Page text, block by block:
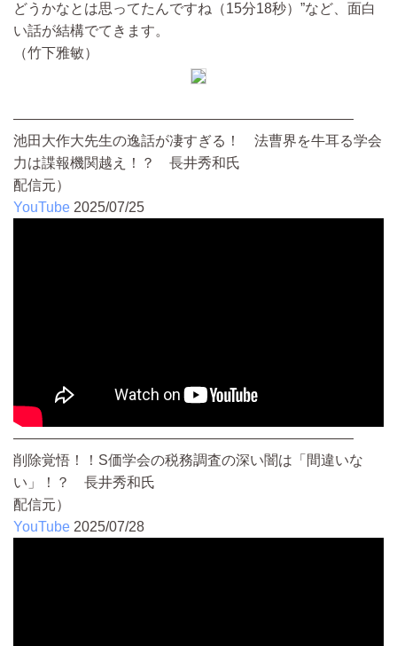
どうかなとは思ってたんですね（15分18秒）”など、面白
い話が結構でてきます。
（竹下雅敏）
————————————————————————
池田大作大先生の逸話が凄すぎる！ 法曹界を牛耳る学会
力は諜報機関越え！？ 長井秀和氏
配信元）
YouTube 2025/07/25
————————————————————————
削除覚悟！！S価学会の税務調査の深い闇は「間違いな
い」！？ 長井秀和氏
配信元）
YouTube 2025/07/28